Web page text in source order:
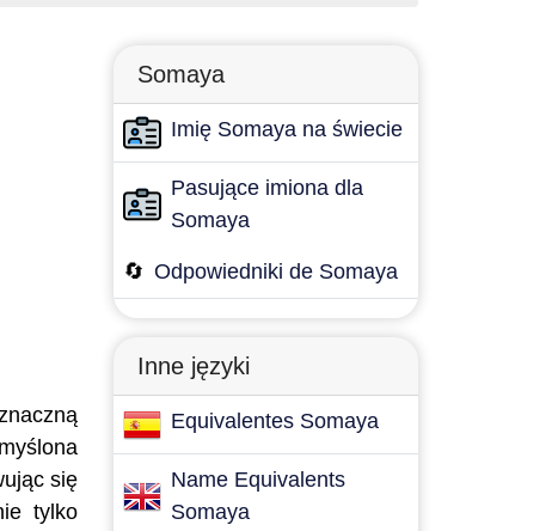
się
tylko
Somaya
Imię Somaya na świecie
Pasujące imiona dla
Somaya
🔄 Odpowiedniki de Somaya
Inne języki
Equivalentes Somaya
Name Equivalents
Somaya